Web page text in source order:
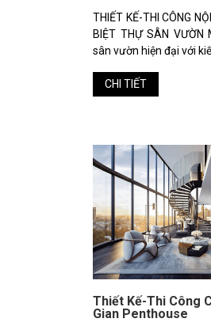
THIẾT KẾ-THI CÔNG
BIỆT THỰ SÂN
sân vườn hiện đại với
CHI TIẾT
Thiết Kế-Thi Công
Gian Penthouse